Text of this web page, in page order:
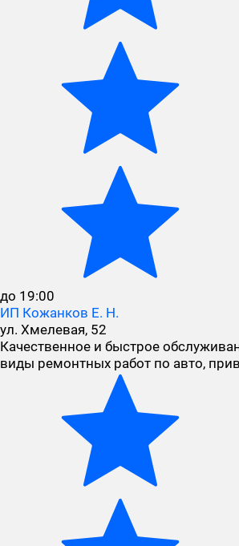
до 19:00
ИП Кожанков Е. Н.
ул. Хмелевая, 52
Качественное и быстрое
виды ремонтных работ по авто,